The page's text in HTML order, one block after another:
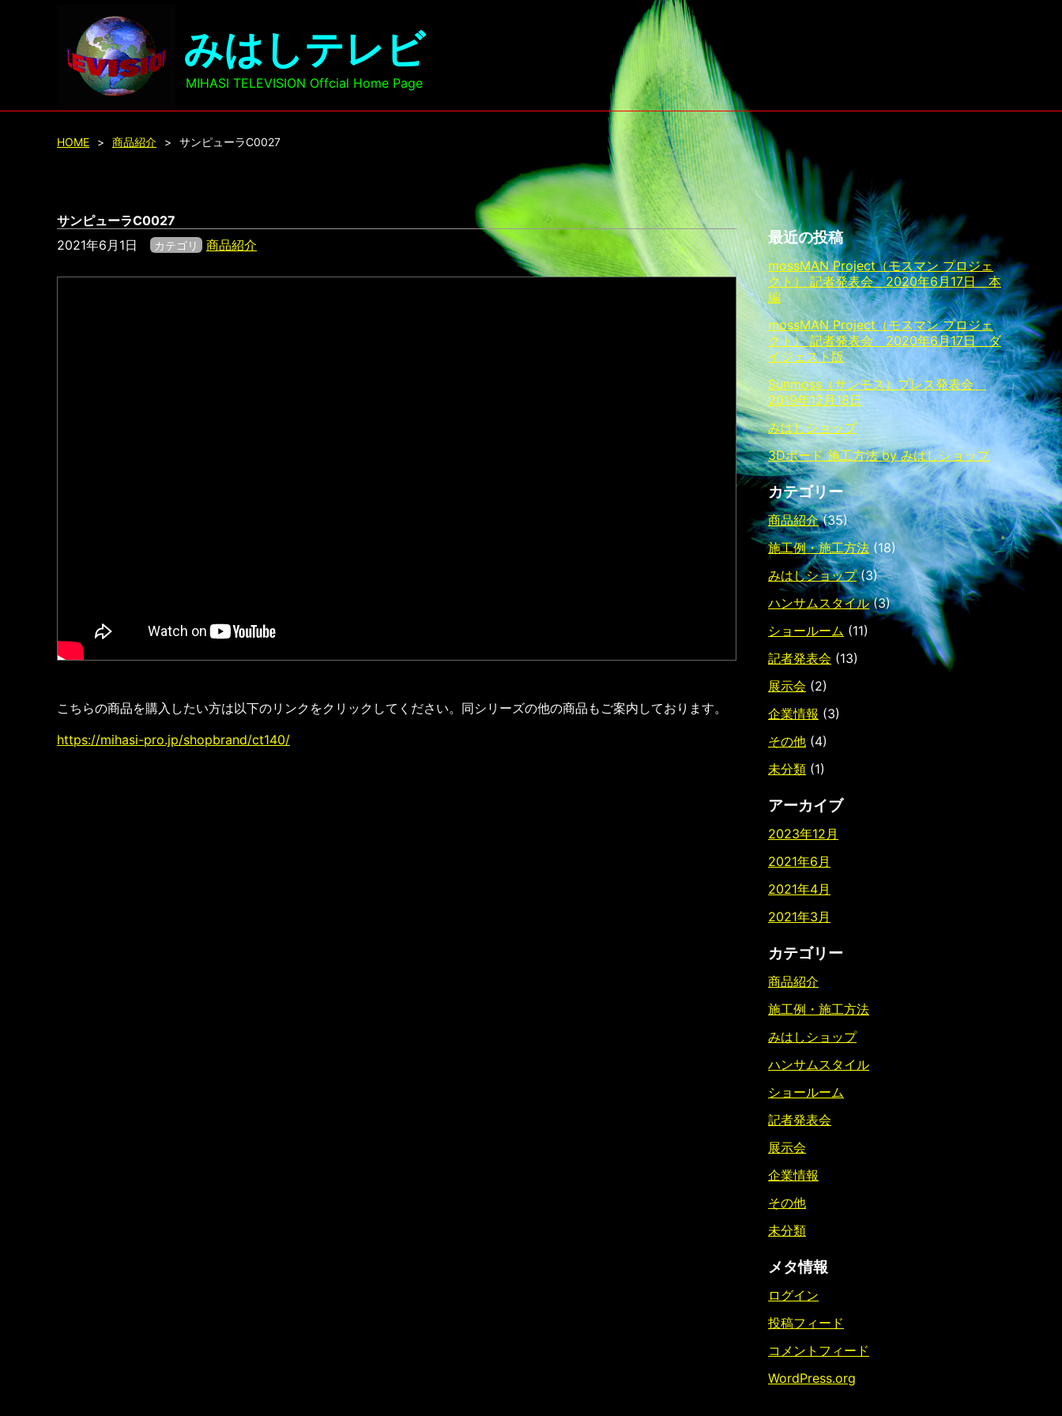
みはしテレビ
MIHASI TELEVISION Offcial Home Page
HOME > 商品紹介 > サンピューラC0027
サンピューラC0027
2021年6月1日
カテゴリ 商品紹介
こちらの商品を購入したい方は以下のリンクをクリックしてください。同シリーズの他の商品もご案内しております。
https://mihasi-pro.jp/shopbrand/ct140/
最近の投稿
mossMAN Project（モスマン プロジェ
クト） 記者発表会 2020年6月17日 本
編
mossMAN Project（モスマン プロジェ
クト） 記者発表会 2020年6月17日 ダ
イジェスト版
Sunmoss（サンモス）プレス発表会
2019年12月18日
みはしショップ
3Dボード 施工方法 by みはしショップ
カテゴリー
商品紹介(35)
施工例・施工方法(18)
みはしショップ(3)
ハンサムスタイル(3)
ショールーム (11)
記者発表会 (13)
展示会 (2)
企業情報 (3)
その他 (4)
未分類 (1)
アーカイブ
2023年12月
2021年6月
2021年4月
2021年3月
カテゴリー
商品紹介
施工例・施工方法
みはしショップ
ハンサムスタイル
ショールーム
記者発表会
展示会
企業情報
その他
未分類
メタ情報
ログイン
投稿フィード
コメントフィード
WordPress.org